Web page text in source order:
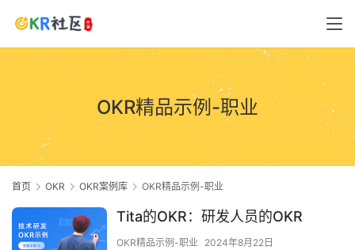
OKR精品示例-职业
首页 OKR OKR案例库 OKR精品示例-职业
Tita的OKR：研发人员的OKR
OKR精品示例-职业 2024年8月22日